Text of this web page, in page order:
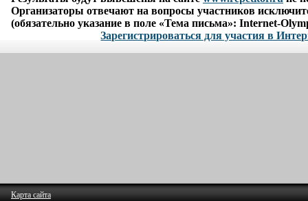
Организаторы отвечают на вопросы участников
(обязательно указание в поле «Тема письма»: Internet-
Зарегистрироваться для участия в
Карта сайта